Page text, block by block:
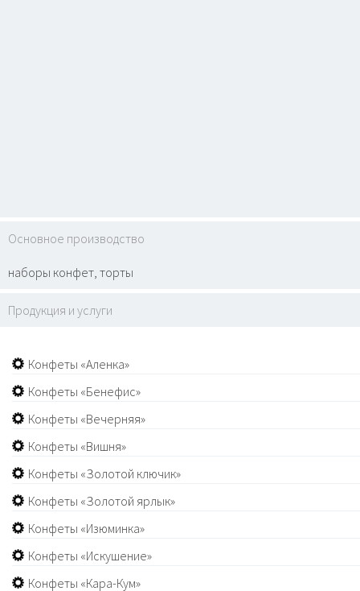
Основное производство
наборы конфет, торты
Продукция и услуги
Конфеты «Аленка»
Конфеты «Бенефис»
Конфеты «Вечерняя»
Конфеты «Вишня»
Конфеты «Золотой ключик»
Конфеты «Золотой ярлык»
Конфеты «Изюминка»
Конфеты «Искушение»
Конфеты «Кара-Кум»